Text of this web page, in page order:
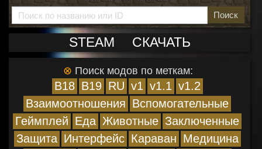
Поиск
STEAM СКАЧАТЬ
⊗ Поиск модов по меткам:
B18 B19 RU v1 v1.1 v1.2
Взаимоотношения Вспомогательные
Геймплей Еда Животные Заключенные
Защита Интерфейс Караван Медицина